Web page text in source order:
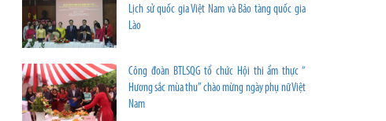
Lịch sử quốc gia Việt Nam và Bảo tàng quốc gia
Lào
Công đoàn BTLSQG tổ chức Hội thi ẩm thực “
Hương sắc mùa thu” chào mừng ngày phụ nữ Việt
Nam